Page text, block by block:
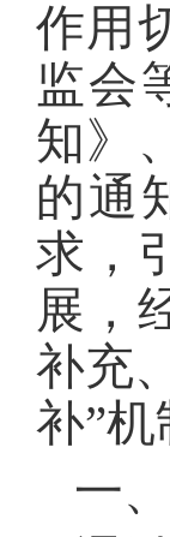
作用
监会
知》
的通
求，
展，
补充
补”
一